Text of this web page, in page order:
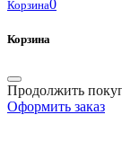
Корзина0
Корзина
Продолжить
Оформить заказ